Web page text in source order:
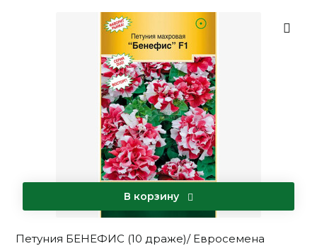
В корзину
Петуния БЕНЕФИС (10 драже)/ Евросемена